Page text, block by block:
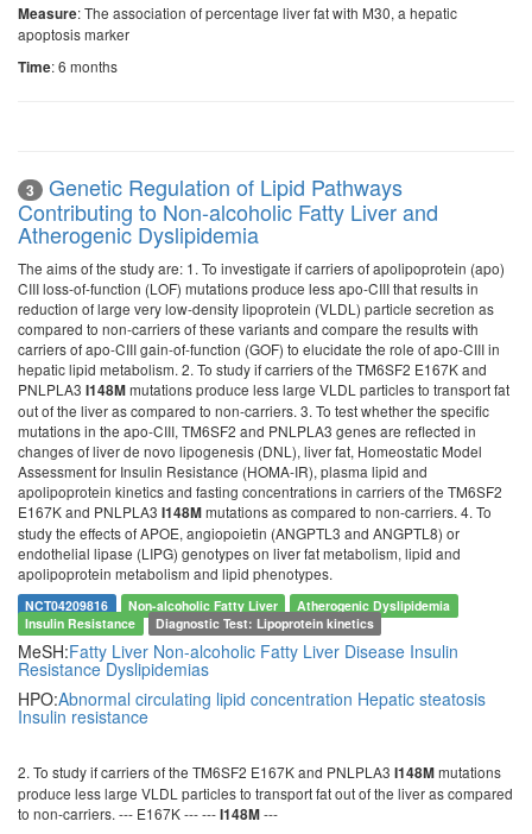
Measure: The association of percentage liver fat with M30, a hepatic
apoptosis marker
Time: 6 months
3
Genetic Regulation of Lipid Pathways
Contributing to Non-alcoholic Fatty Liver and
Atherogenic Dyslipidemia
The aims of the study are: 1. To investigate if carriers of apolipoprotein (apo)
CIII loss-of-function (LOF) mutations produce less apo-CIII that results in
reduction of large very low-density lipoprotein (VLDL) particle secretion as
compared to non-carriers of these variants and compare the results with
carriers of apo-CIII gain-of-function (GOF) to elucidate the role of apo-CIII in
hepatic lipid metabolism. 2. To study if carriers of the TM6SF2 E167K and
PNLPLA3 I148Mmutations produce less large VLDL particles to transport fat
out of the liver as compared to non-carriers. 3. To test whether the specific
mutations in the apo-CIII, TM6SF2 and PNLPLA3 genes are reflected in
changes of liver de novo lipogenesis (DNL), liver fat, Homeostatic Model
Assessment for Insulin Resistance (HOMA-IR), plasma lipid and
apolipoprotein kinetics and fasting concentrations in carriers of the TM6SF2
E167K and PNLPLA3 I148Mmutations as compared to non-carriers. 4. To
study the effects of APOE, angiopoietin (ANGPTL3 and ANGPTL8) or
endothelial lipase (LIPG) genotypes on liver fat metabolism, lipid and
apolipoprotein metabolism and lipid phenotypes.
NCT04209816 Non-alcoholic Fatty Liver
Atherogenic Dyslipidemia
Insulin Resistance
Diagnostic Test: Lipoprotein kinetics
MeSH:Fatty Liver Non-alcoholic Fatty Liver Disease Insulin
ResistanceDyslipidemias
HPO:Abnormal circulating lipid concentration Hepatic steatosis
Insulin resistance
2. To study if carriers of the TM6SF2 E167K and PNLPLA3 I148Mmutations
produce less large VLDL particles to transport fat out of the liver as compared
to non-carriers. --- E167K --- ---I148M---